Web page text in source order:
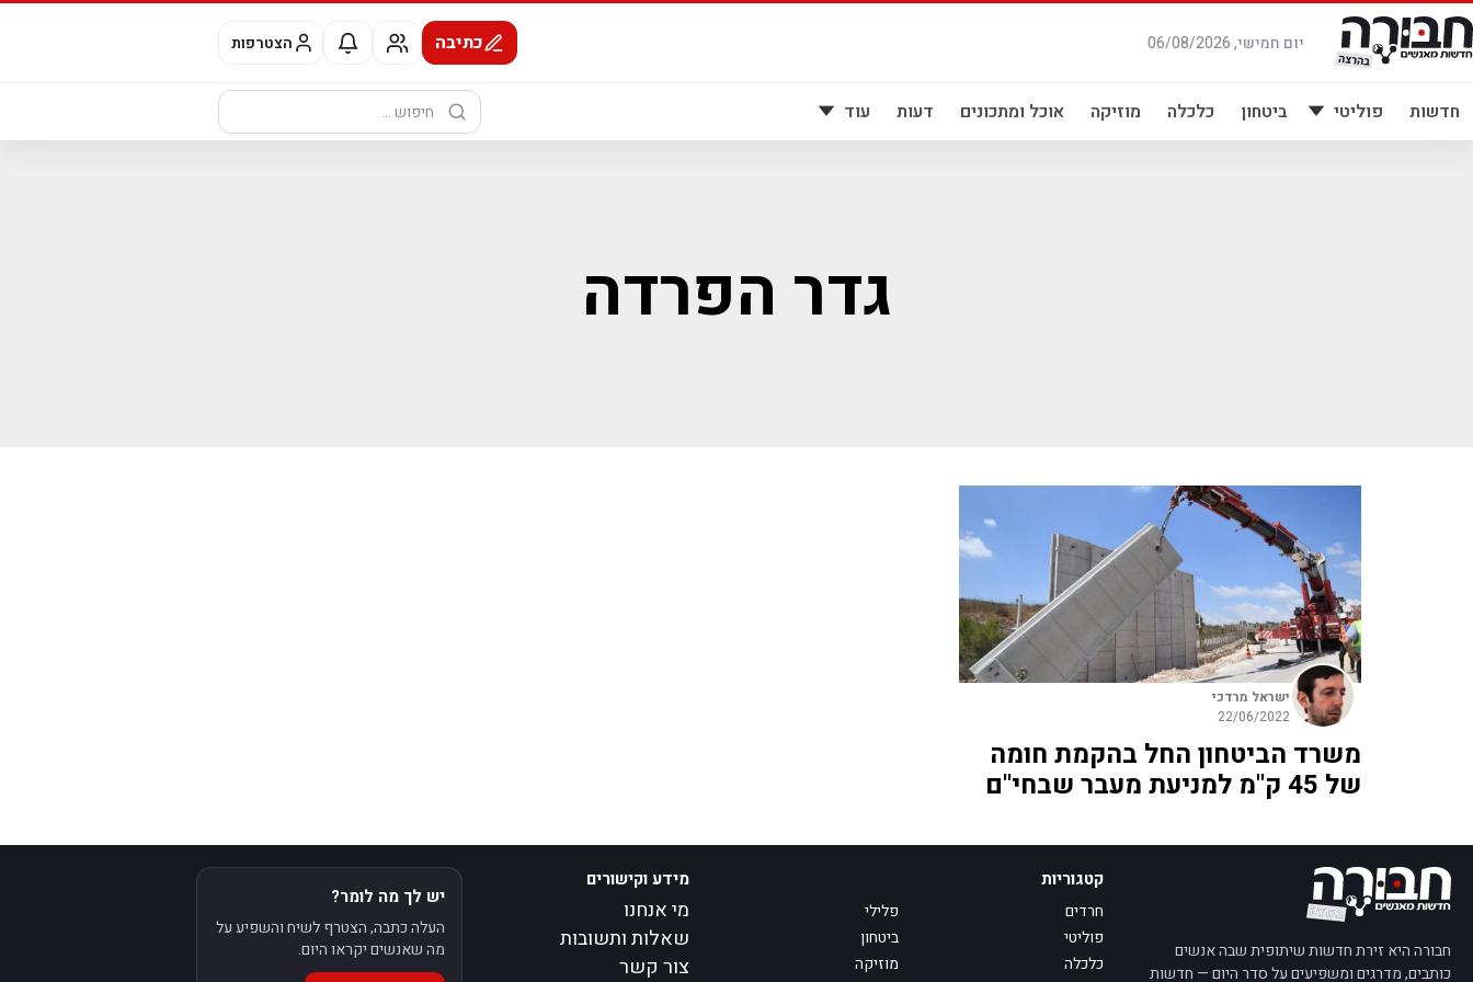
דלג
לתוכן
יום חמישי, 06/08/2026 כתיבה הצטרפות
חדשות פוליטי ביטחון כלכלה מוזיקה אוכל ומתכונים דעות עוד
חיפוש:
גדר הפרדה
ישראל מרדכי
22/06/2022
משרד הביטחון החל בהקמת חומה
של 45 ק"מ למניעת מעבר שבחי"ם
חבורה היא זירת חדשות שיתופית שבה אנשים
כותבים, מדרגים ומשפיעים על סדר היום — חדשות
קטגוריות
חרדים
פלילי
פוליטי
ביטחון
כלכלה
מוזיקה
מידע וקישורים
מי אנחנו
שאלות ותשובות
צור קשר
יש לך מה לומר?
העלה כתבה, הצטרף לשיח והשפיע על
מה שאנשים יקראו היום.